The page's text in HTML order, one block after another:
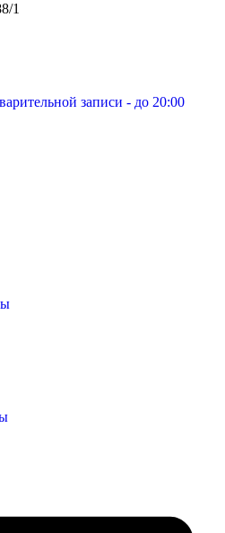
1
записи - до 20:00